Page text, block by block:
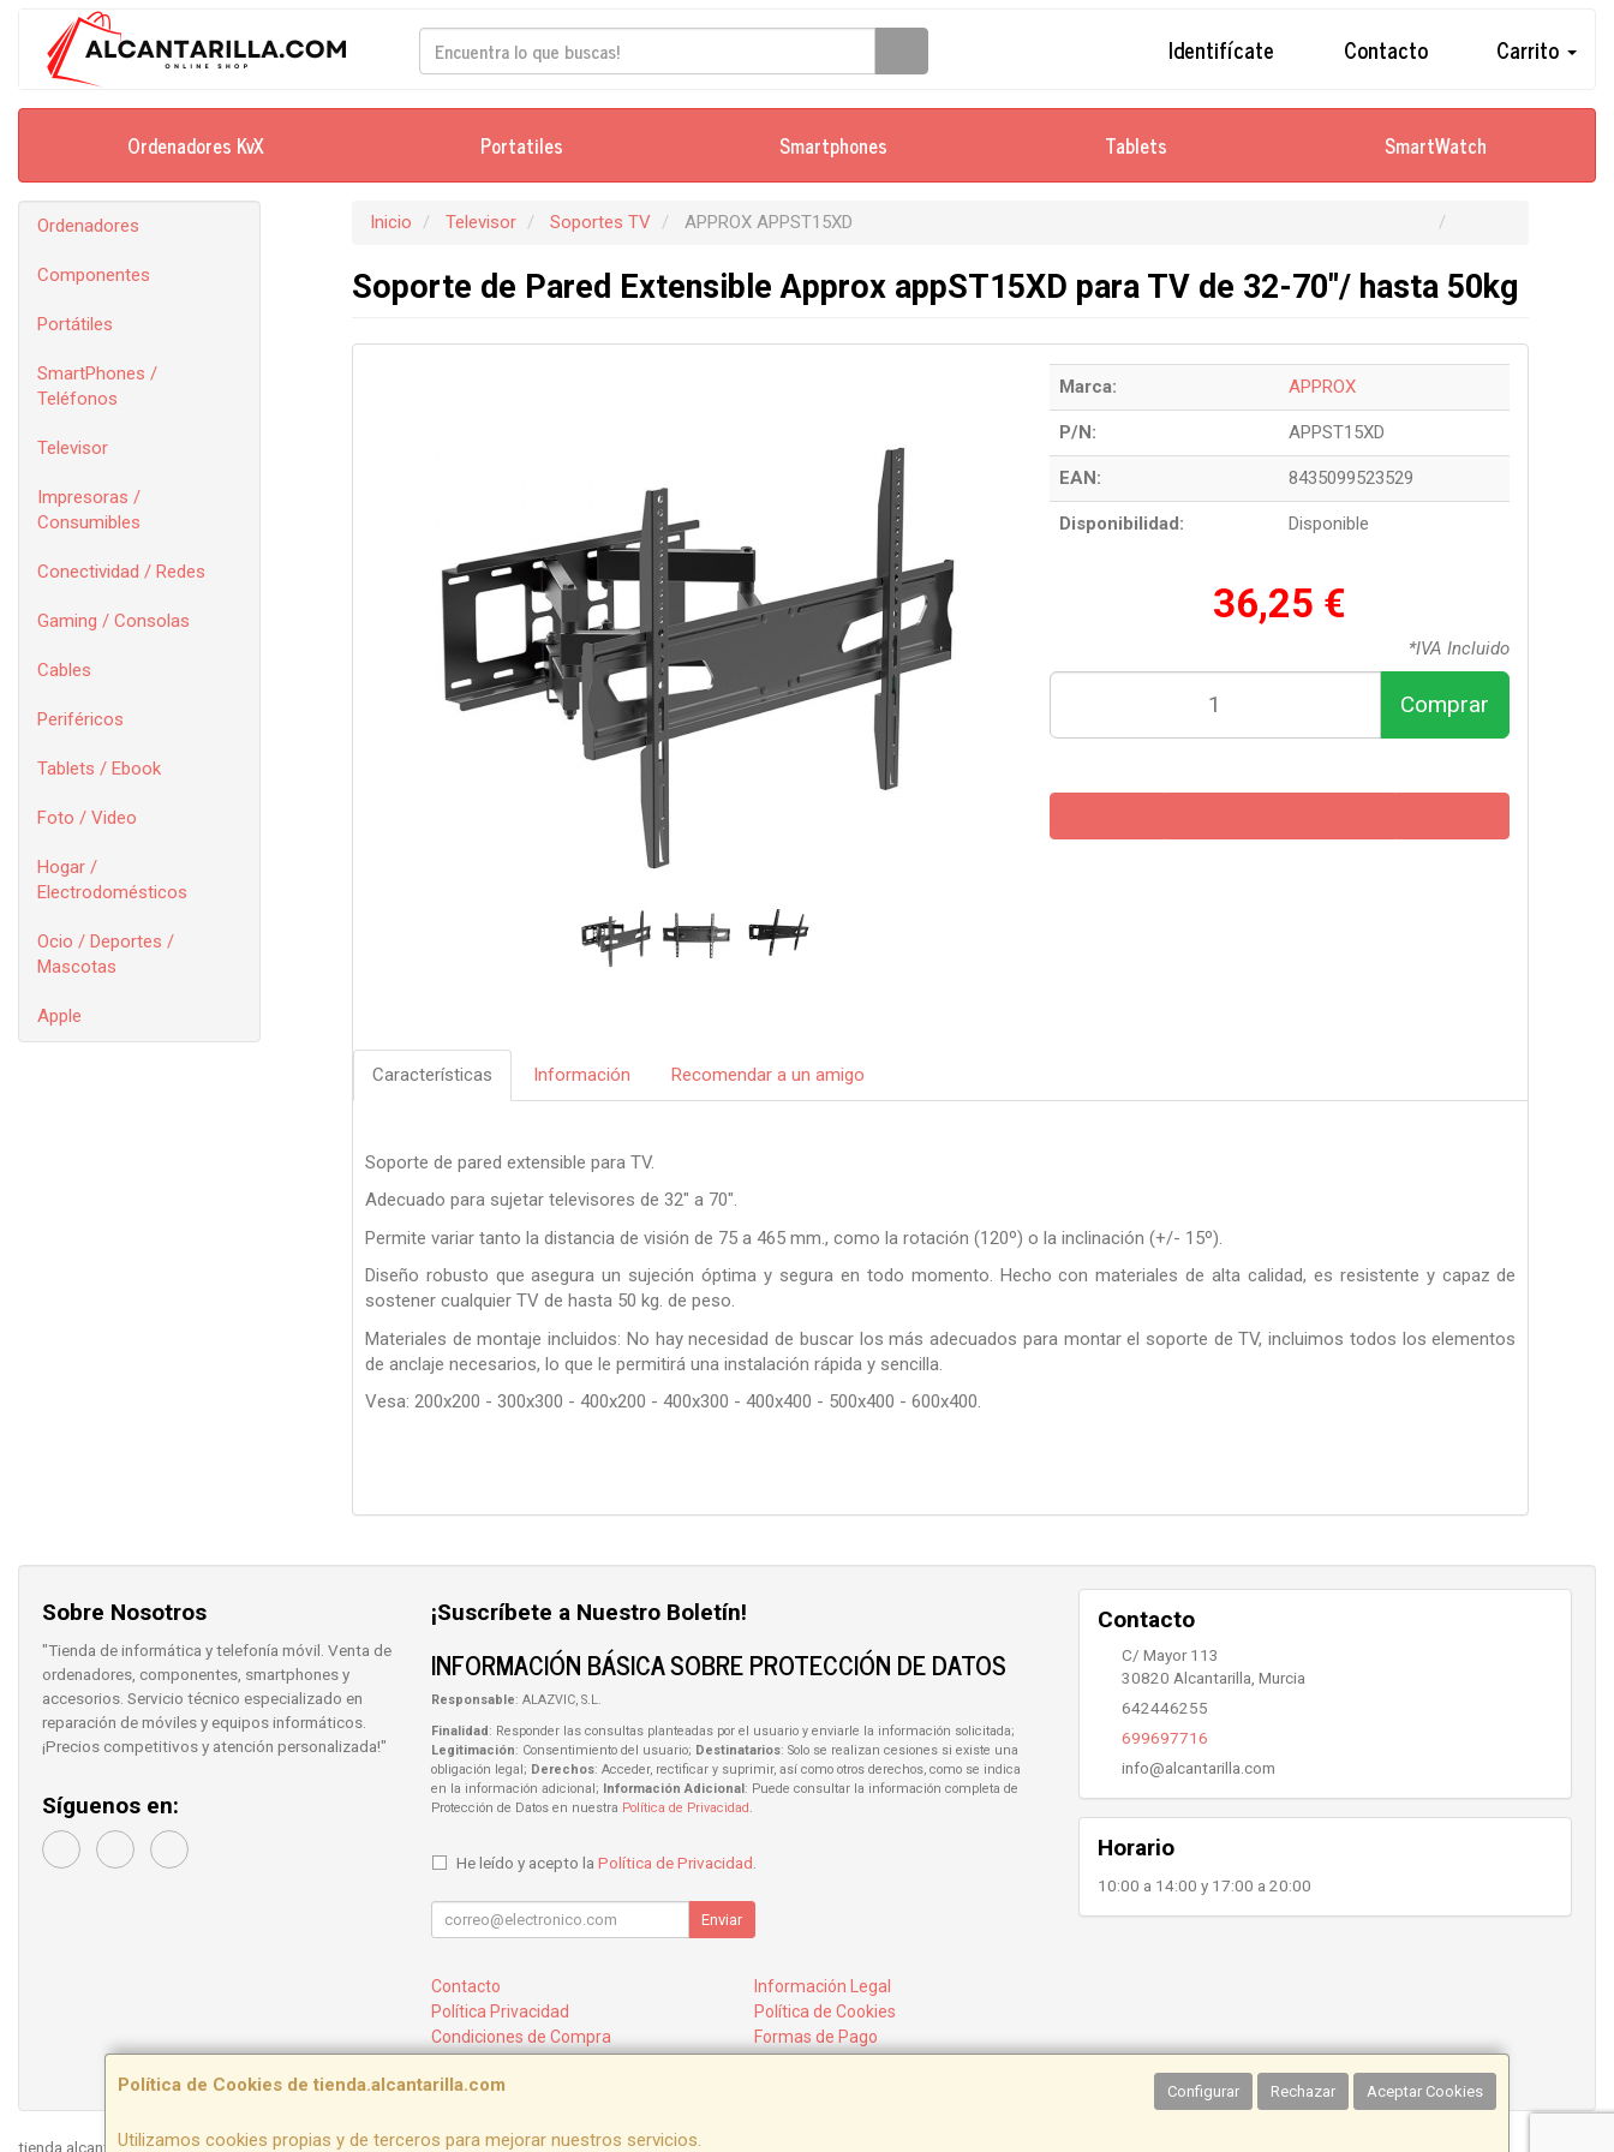
Identifícate Contacto Carrito
Ordenadores KvX Portatiles Smartphones Tablets SmartWatch
Ordenadores
Componentes
Portátiles
SmartPhones /
Teléfonos
Televisor
Impresoras /
Consumibles
Conectividad / Redes
Gaming / Consolas
Cables
Periféricos
Tablets / Ebook
Foto / Video
Hogar /
Electrodomésticos
Ocio / Deportes /
Mascotas
Apple
Inicio Televisor Soportes TV APPROX APPST15XD
Soporte de Pared Extensible Approx appST15XD para TV de 32-70"/ hasta 50kg
Marca: APPROX
P/N: APPST15XD
EAN: 8435099523529
Disponibilidad: Disponible
36,25 €
*IVA Incluido
Comprar
Características Información Recomendar a un amigo
Soporte de pared extensible para TV.
Adecuado para sujetar televisores de 32" a 70".
Permite variar tanto la distancia de visión de 75 a 465 mm., como la rotación (120º) o la inclinación (+/- 15º).
Diseño robusto que asegura un sujeción óptima y segura en todo momento. Hecho con materiales de alta calidad, es resistente y capaz de
sostener cualquier TV de hasta 50 kg. de peso.
Materiales de montaje incluidos: No hay necesidad de buscar los más adecuados para montar el soporte de TV, incluimos todos los elementos
de anclaje necesarios, lo que le permitirá una instalación rápida y sencilla.
Vesa: 200x200 - 300x300 - 400x200 - 400x300 - 400x400 - 500x400 - 600x400.
Política de Cookies de tienda.alcantarilla.com Configurar Rechazar Aceptar Cookies
Utilizamos cookies propias y de terceros para mejorar nuestros servicios.
Sobre Nosotros
"Tienda de informática y telefonía móvil. Venta de
ordenadores, componentes, smartphones y
accesorios. Servicio técnico especializado en
reparación de móviles y equipos informáticos.
¡Precios competitivos y atención personalizada!"
Síguenos en:
¡Suscríbete a Nuestro Boletín!
INFORMACIÓN BÁSICA SOBRE PROTECCIÓN DE DATOS
Responsable: ALAZVIC, S.L.
Finalidad : Responder las consultas planteadas por el usuario y enviarle la información solicitada;
Legitimación: Consentimiento del usuario; Destinatarios: Solo se realizan cesiones si existe una
obligación legal; Derechos: Acceder, rectificar y suprimir, así como otros derechos, como se indica
en la información adicional;
Información Adicional : Puede consultar la información completa de
Protección de Datos en nuestra Política de Privacidad .
He leído y acepto la Política de Privacidad
Enviar
Contacto
Información Legal
Política Privacidad
Política de Cookies
Condiciones de Compra
Formas de Pago
Contacto
C/ Mayor 113
30820 Alcantarilla, Murcia
642446255
699697716
info@alcantarilla.com
Horario
10:00 a 14:00 y 17:00 a 20:00
tienda.alcantarilla.com © 2026